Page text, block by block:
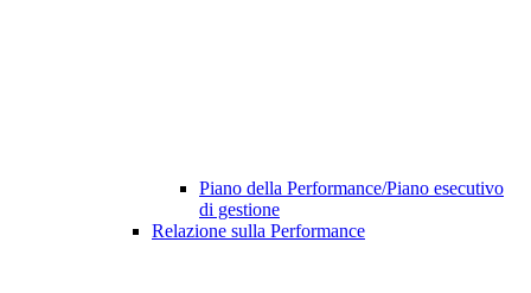
Piano della Performance/Piano esecutivo
di gestione
Relazione sulla Performance